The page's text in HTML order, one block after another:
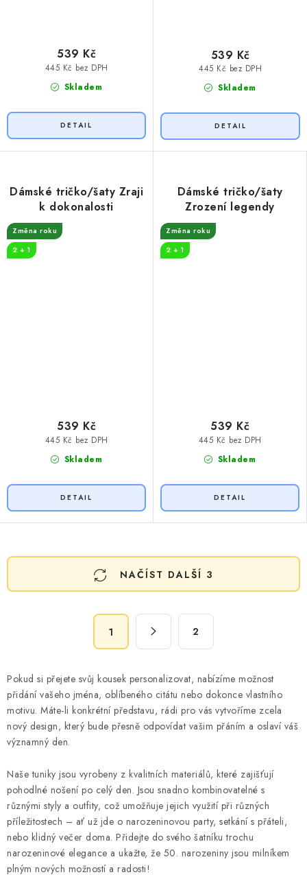
Skladem
445 Kč bez DPH
539 Kč
Skladem
445 Kč bez DPH
539 Kč
Dámské tričko/šaty Zraji
k dokonalosti
Změna roku
2 + 1
Skladem
445 Kč bez DPH
539 Kč
Dámské tričko/šaty
Zrození legendy
Změna roku
2 + 1
Skladem
445 Kč bez DPH
539 Kč
O
v
c
í
p
r
v
y
v
ý
p
i
s
NAČÍST DALŠÍ 3
n
k
o
v
á
n
í
1 2
Pokud si přejete svůj kousek personalizovat, nabízíme možnost
přidání vašeho jména, oblíbeného citátu nebo dokonce vlastního
motivu. Máte-li konkrétní představu, rádi pro vás vytvoříme zcela
nový design, který bude přesně odpovídat vašim přáním a oslaví váš
významný den.
Naše tuniky jsou vyrobeny z kvalitních materiálů, které zajišťují
pohodlné nošení po celý den. Jsou snadno kombinovatelné s
různými styly a outfity, což umožňuje jejich využití při různých
příležitostech – ať už jde o narozeninovou party, setkání s přáteli,
nebo klidný večer doma. Přidejte do svého šatníku trochu
narozeninové elegance a ukažte, že 50. narozeniny jsou milníkem
plným nových možností a radosti!